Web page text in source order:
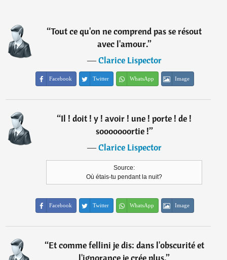
“Tout ce qu'on ne comprend pas se résout
avec l'amour.”
―Clarice Lispector
Facebook Twitter WhatsApp Image
“Il ! doit ! y ! avoir ! une ! porte ! de !
sooooooortie !”
―Clarice Lispector
Source:
Où étais-tu pendant la nuit?
Facebook Twitter WhatsApp Image
“Et comme fellini je dis: dans l'obscurité et